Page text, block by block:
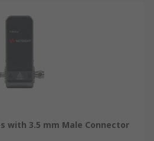
with 3.5 mm Male Connector